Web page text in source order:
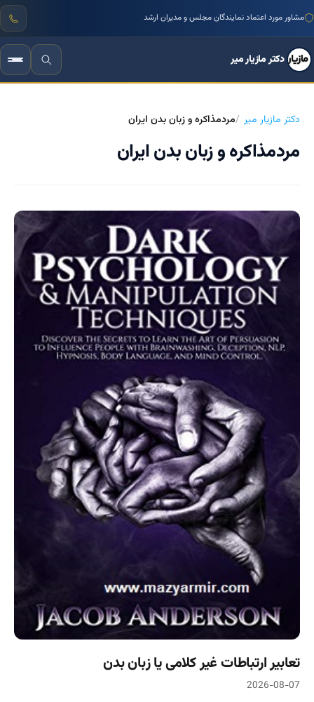
منتور بیش از ۱۰۰۰ کسب‌وکار ایرانی
دکتر مازیار میر
دکتر مازیار میر مردمذاکره و زبان بدن ایران
مردمذاکره و زبان بدن ایران
تعابیر ارتباطات غیر کلامی یا زبان بدن
2026-08-07